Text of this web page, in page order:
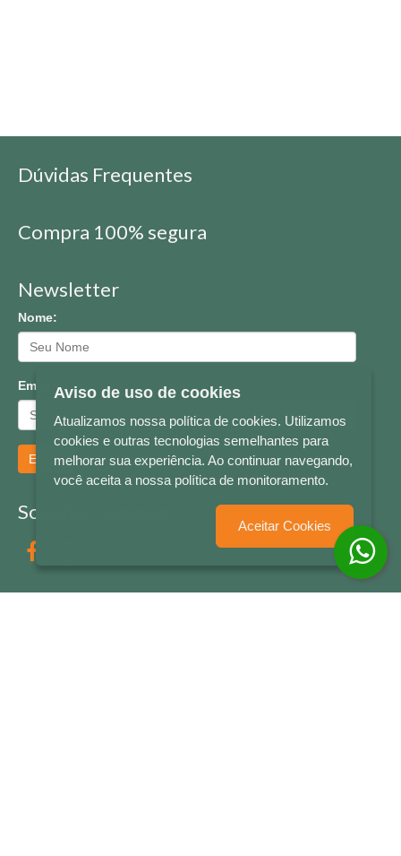
Dúvidas Frequentes
Compra 100% segura
Newsletter
Nome:
Email:
Enviar
Socialize conosco
Aviso de uso de cookies
Atualizamos nossa política de cookies. Utilizamos
cookies e outras tecnologias semelhantes para
melhorar sua experiência. Ao continuar navegando,
você aceita a nossa política de monitoramento.
Aceitar Cookies